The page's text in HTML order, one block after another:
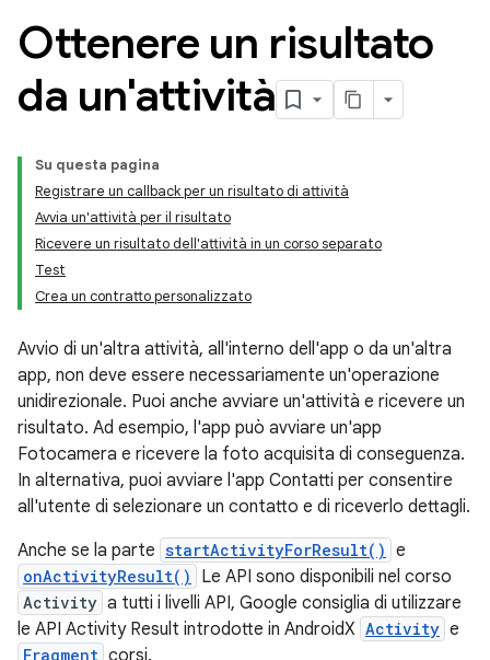
Ottenere un risultato
da un'attività
Su questa pagina
Registrare un callback per un risultato di attività
Avvia un'attività per il risultato
Ricevere un risultato dell'attività in un corso separato
Test
Crea un contratto personalizzato
Avvio di un'altra attività, all'interno dell'app o da un'altra
app, non deve essere necessariamente un'operazione
unidirezionale. Puoi anche avviare un'attività e ricevere un
risultato. Ad esempio, l'app può avviare un'app
Fotocamera e ricevere la foto acquisita di conseguenza.
In alternativa, puoi avviare l'app Contatti per consentire
all'utente di selezionare un contatto e di riceverlo dettagli.
Anche se la parte startActivityForResult() e
onActivityResult() Le API sono disponibili nel corso
Activity a tutti i livelli API, Google consiglia di utilizzare
le API Activity Result introdotte in AndroidX Activity e
Fragment corsi.